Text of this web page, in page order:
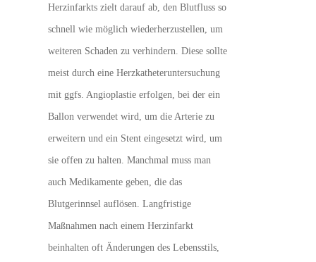
Herzinfarkts zielt darauf ab, den Blutfluss so
schnell wie möglich wiederherzustellen, um
weiteren Schaden zu verhindern. Diese sollte
meist durch eine Herzkatheteruntersuchung
mit ggfs. Angioplastie erfolgen, bei der ein
Ballon verwendet wird, um die Arterie zu
erweitern und ein Stent eingesetzt wird, um
sie offen zu halten. Manchmal muss man
auch Medikamente geben, die das
Blutgerinnsel auflösen. Langfristige
Maßnahmen nach einem Herzinfarkt
beinhalten oft Änderungen des Lebensstils,